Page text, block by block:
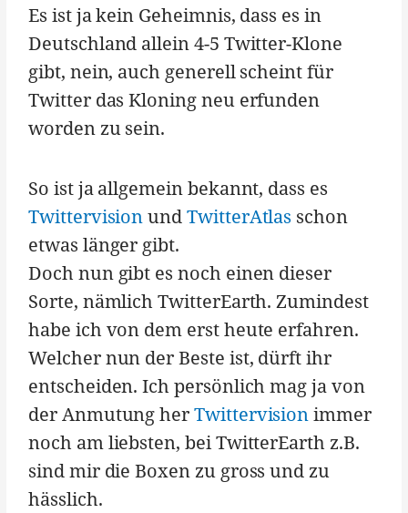
Es ist ja kein Geheimnis, dass es in
Deutschland allein 4-5 Twitter-Klone
gibt, nein, auch generell scheint für
Twitter das Kloning neu erfunden
worden zu sein.
So ist ja allgemein bekannt, dass es
TwittervisionundTwitterAtlas schon
etwas länger gibt.
Doch nun gibt es noch einen dieser
Sorte, nämlich TwitterEarth. Zumindest
habe ich von dem erst heute erfahren.
Welcher nun der Beste ist, dürft ihr
entscheiden. Ich persönlich mag ja von
der Anmutung herTwittervisionimmer
noch am liebsten, bei TwitterEarth z.B.
sind mir die Boxen zu gross und zu
hässlich.